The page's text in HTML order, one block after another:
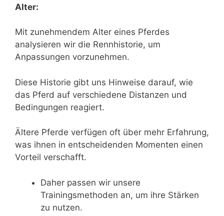
Alter:
Mit zunehmendem Alter eines Pferdes
analysieren wir die Rennhistorie, um
Anpassungen vorzunehmen.
Diese Historie gibt uns Hinweise darauf, wie
das Pferd auf verschiedene Distanzen und
Bedingungen reagiert.
Ältere Pferde verfügen oft über mehr Erfahrung,
was ihnen in entscheidenden Momenten einen
Vorteil verschafft.
Daher passen wir unsere
Trainingsmethoden an, um ihre Stärken
zu nutzen.